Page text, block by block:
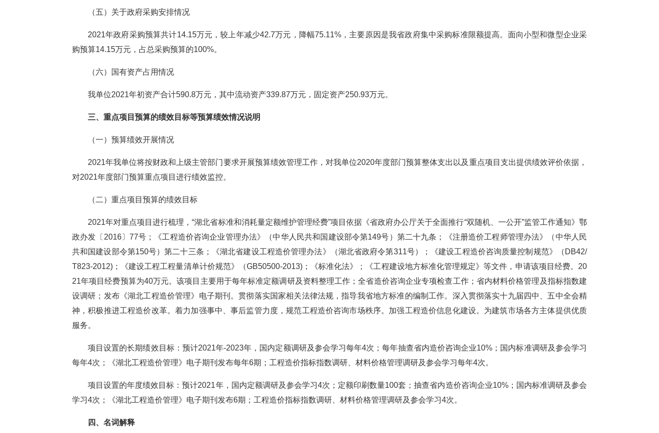
（五）关于政府采购安排情况
2021年政府采购预算共计14.15万元，较上年减少42.7万元，降幅75.11%，主要原因是我省政府集中采购标准限额提高。面向小型和微型企业采
购预算14.15万元，占总采购预算的100%。
（六）国有资产占用情况
我单位2021年初资产合计590.8万元，其中流动资产339.87万元，固定资产250.93万元。
三、重点项目预算的绩效目标等预算绩效情况说明
（一）预算绩效开展情况
2021年我单位将按财政和上级主管部门要求开展预算绩效管理工作，对我单位2020年度部门预算整体支出以及重点项目支出提供绩效评价依据，
对2021年度部门预算重点项目进行绩效监控。
（二）重点项目预算的绩效目标
2021年对重点项目进行梳理，“湖北省标准和消耗量定额维护管理经费”项目依据《省政府办公厅关于全面推行“双随机、一公开”监管工作通知》鄂
政办发〔2016〕77号；《工程造价咨询企业管理办法》（中华人民共和国建设部令第149号）第二十九条；《注册造价工程师管理办法》（中华人民
共和国建设部令第150号）第二十三条；《湖北省建设工程造价管理办法》（湖北省政府令第311号）；《建设工程造价咨询质量控制规范》（DB42/
T823-2012)；《建设工程工程量清单计价规范》（GB50500-2013)；《标准化法》；《工程建设地方标准化管理规定》等文件，申请该项目经费。20
21年项目经费预算为40万元。该项目主要用于每年标准定额调研及资料整理工作；全省造价咨询企业专项检查工作；省内材料价格管理及指标指数建
设调研；发布《湖北工程造价管理》电子期刊。贯彻落实国家相关法律法规，指导我省地方标准的编制工作。深入贯彻落实十九届四中、五中全会精
神，积极推进工程造价改革。着力加强事中、事后监管力度，规范工程造价咨询市场秩序。加强工程造价信息化建设。为建筑市场各方主体提供优质
服务。
项目设置的长期绩效目标：预计2021年-2023年，国内定额调研及参会学习每年4次；每年抽查省内造价咨询企业10%；国内标准调研及参会学习
每年4次；《湖北工程造价管理》电子期刊发布每年6期；工程造价指标指数调研、材料价格管理调研及参会学习每年4次。
项目设置的年度绩效目标：预计2021年，国内定额调研及参会学习4次；定额印刷数量100套；抽查省内造价咨询企业10%；国内标准调研及参会
学习4次；《湖北工程造价管理》电子期刊发布6期；工程造价指标指数调研、材料价格管理调研及参会学习4次。
四、名词解释